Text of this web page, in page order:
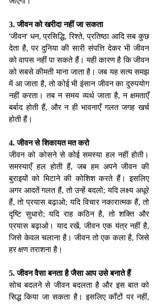
3. जीवन को खरीदा नहीं जा सकता
'जीवन' धन, प्रसिद्धि, रिश्ते, प्रतिष्ठा आदि सब कुछ
देता है, पर दुनिया की सारी संपत्ति देकर भी जीवन
को वापस नहीं पा सकते हैं। यही कारण है कि जीवन
को सबसे कीमती माना जाता है। जब यह सत्य समझ
में आ जाता है, तो कोई भी इंसान जीवन का दुरुपयोग
नहीं करता। तब न समय व्यर्थ जाता है, न क्षमताएँ
बर्बाद होती हैं, और न ही भावनाएँ गलत जगह खर्च
होती हैं।
4. जीवन से शिकायत मत करो
जीवन को कोसने से कोई समस्या हल नहीं होती।
समस्याएँ हल होती हैं, जब हम अपने जीवन की
बुराइयों को मिटाने की कोशिश करते हैं। इसलिए
अगर आदतें गलत हैं, तो उन्हें बदलो; यदि लक्ष्य अधूरे
हैं, तो प्रयास बढ़ाओ; यदि विचार नकारात्मक हैं, तो
दृष्टि सुधारो; यदि राह कठिन है, तो शक्ति और
प्रयास बढ़ाओ। याद रखें, जीवन एक यंत्र नहीं है,
जिसे केवल चलाना है। जीवन तो एक कला है, जिसे
हर क्षण तराशना है।
5. जीवन वैसा बनता है जैसा आप उसे बनाते हैं
सोच बदलने से जीवन बदलता है और इस बात को
सिद्ध किया जा सकता है। इसलिए काँटों पर नहीं,